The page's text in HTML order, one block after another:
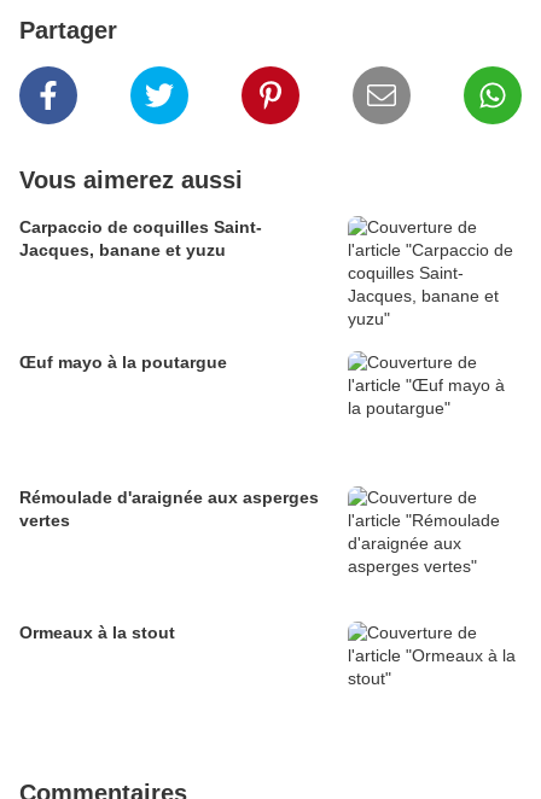
Partager
Vous aimerez aussi
Carpaccio de coquilles Saint-
Jacques, banane et yuzu
Œuf mayo à la poutargue
Rémoulade d'araignée aux asperges
vertes
Ormeaux à la stout
Commentaires